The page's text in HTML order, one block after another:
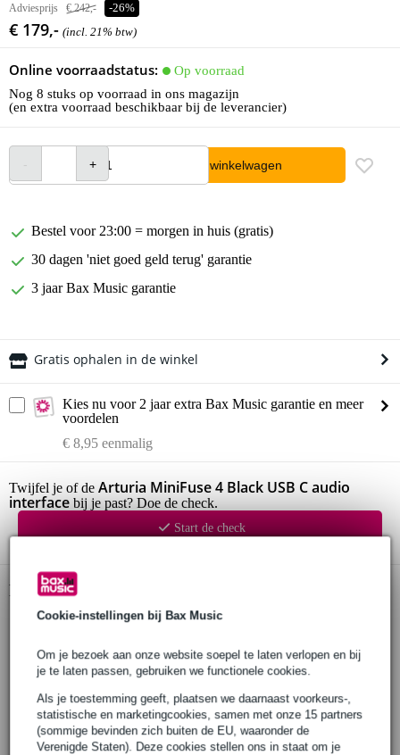
Cookie-instellingen bij Bax Music
Om je bezoek aan onze website soepel te laten verlopen en bij
je te laten passen, gebruiken we functionele cookies.
Als je toestemming geeft, plaatsen we daarnaast voorkeurs-,
statistische en marketingcookies, samen met onze 15 partners
(sommige bevinden zich buiten de EU, waaronder de
Verenigde Staten). Deze cookies stellen ons in staat om je
Adviesprijs € 242,- -26%
€ 179,- (incl. 21% btw)
Online voorraadstatus:
Op voorraad
Nog 8 stuks op voorraad in ons magazijn
(en extra voorraad beschikbaar bij de leverancier)
In winkelwagen
Bestel voor 23:00 = morgen in huis (gratis)
30 dagen 'niet goed geld terug' garantie
3 jaar Bax Music garantie
Gratis ophalen in de winkel
Kies nu voor 2 jaar extra Bax Music garantie en meer
voordelen
€ 8,95 eenmalig
Twijfel je of de Arturia MiniFuse 4 Black USB C audio
interface bij je past? Doe de check.
Start de check
Productinformatie
audio interface
2 x XLR/6.35 mm combo met +48 V fantoomvoeding
2 x 6.35 mm TRS jack
uitgangen:
4 x TRS 6.35 mm jack
2 x hoofdtelefoon